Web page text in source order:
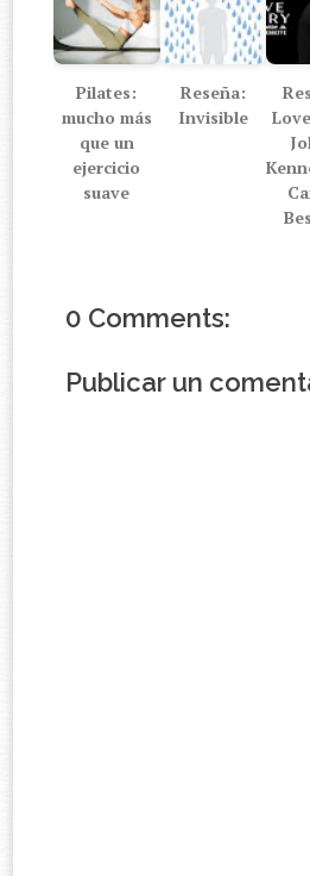
Pilates:
mucho más
que un
ejercicio
suave
Reseña:
Invisible
0 Comments:
Publicar un